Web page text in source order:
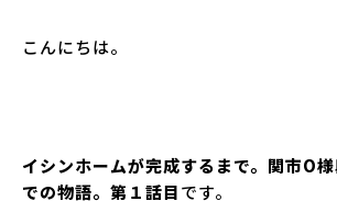
こんにちは。
イシンホームが完成するまで。関市O
での物語。第１話目です。